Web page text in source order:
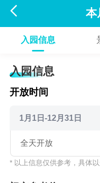
 本
入园信息
入园信息
开放时间
1月1日-12月31日
全天开放
* 以上信息仅供参考，具体